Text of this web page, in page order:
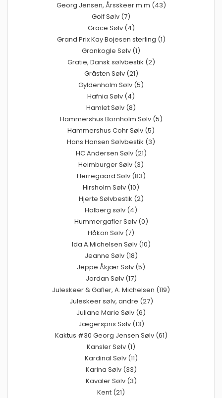
Georg Jensen, Årsskeer m.m (43)
Golf Sølv (7)
Grace Sølv (4)
Grand Prix Kay Bojesen sterling (1)
Grankogle Sølv (1)
Gratie, Dansk sølvbestik (2)
Gråsten Sølv (21)
Gyldenholm Sølv (5)
Hafnia Sølv (4)
Hamlet Sølv (8)
Hammershus Bornholm Sølv (5)
Hammershus Cohr Sølv (5)
Hans Hansen Sølvbestik (3)
HC Andersen Sølv (21)
Heimburger Sølv (3)
Herregaard Sølv (83)
Hirsholm Sølv (10)
Hjerte Sølvbestik (2)
Holberg sølv (4)
Hummergafler Sølv (0)
Håkon Sølv (7)
Ida A.Michelsen Sølv (10)
Jeanne Sølv (18)
Jeppe Åkjær Sølv (5)
Jordan Sølv (17)
Juleskeer & Gafler, A. Michelsen (119)
Juleskeer sølv, andre (27)
Juliane Marie Sølv (6)
Jægerspris Sølv (13)
Kaktus #30 Georg Jensen Sølv (61)
Kansler Sølv (1)
Kardinal Sølv (11)
Karina Sølv (33)
Kavaler Sølv (3)
Kent (21)